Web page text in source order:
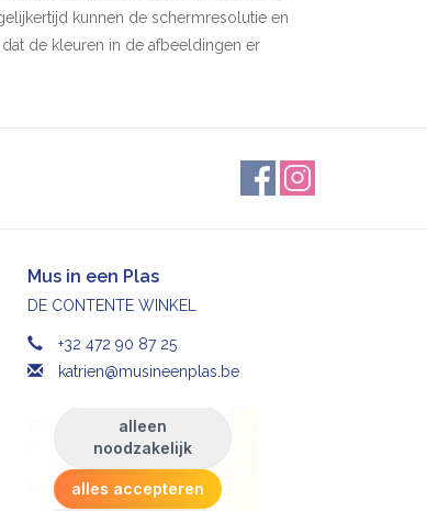
kunnen de schermresolutie en
de kleuren in de afbeeldingen er
Mus in een Plas
DE CONTENTE WINKEL
+32 472 90 87 25
katrien@musineenplas.be